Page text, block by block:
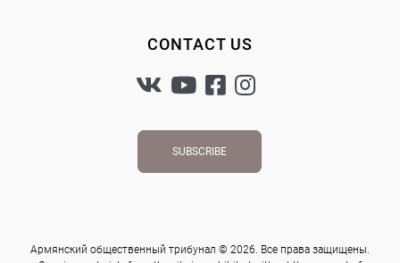
CONTACT US
SUBSCRIBE
Армянский общественный трибунал © 2026. Все права защищены.